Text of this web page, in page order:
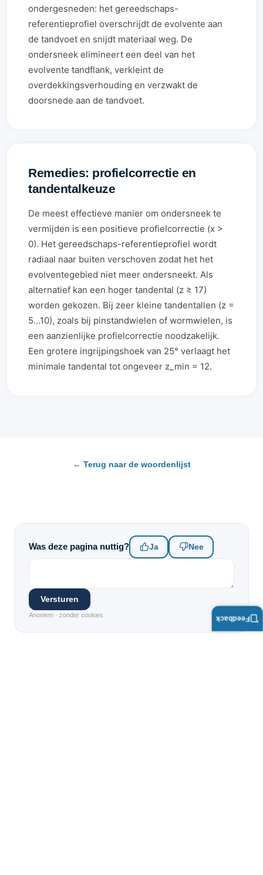
ondergesneden: het gereedschaps-
referentieprofiel overschrijdt de evolvente aan
de tandvoet en snijdt materiaal weg. De
ondersneek elimineert een deel van het
evolvente tandflank, verkleint de
overdekkingsverhouding en verzwakt de
doorsnede aan de tandvoet.
Remedies: profielcorrectie en
tandentalkeuze
De meest effectieve manier om ondersneek te
vermijden is een positieve profielcorrectie (x >
0). Het gereedschaps-referentieprofiel wordt
radiaal naar buiten verschoven zodat het het
evolventegebied niet meer ondersneekt. Als
alternatief kan een hoger tandental (z ≥ 17)
worden gekozen. Bij zeer kleine tandentallen (z =
5...10), zoals bij pinstandwielen of wormwielen, is
een aanzienlijke profielcorrectie noodzakelijk.
Een grotere ingrijpingshoek van 25° verlaagt het
minimale tandental tot ongeveer z_min = 12.
← Terug naar de woordenlijst
Was deze pagina nuttig? Ja Nee
Versturen
Anoniem · zonder cookies
Feedback